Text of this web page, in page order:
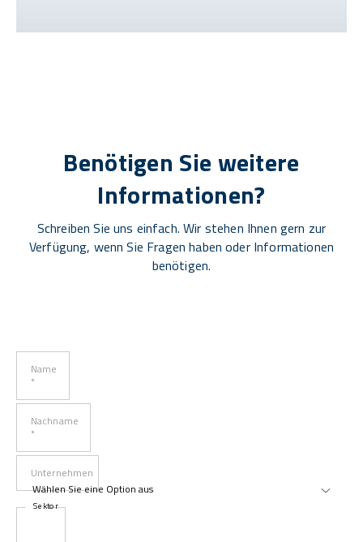
Benötigen Sie weitere
Informationen?
Schreiben Sie uns einfach. Wir stehen Ihnen gern zur
Verfügung, wenn Sie Fragen haben oder Informationen
benötigen.
Name
*
Nachname
*
Unternehmen
Sektor